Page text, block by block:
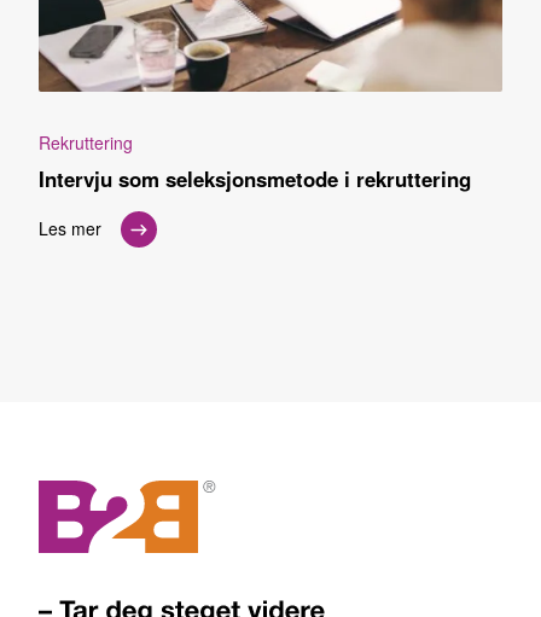
Rekruttering
Intervju som seleksjonsmetode i rekruttering
Les mer